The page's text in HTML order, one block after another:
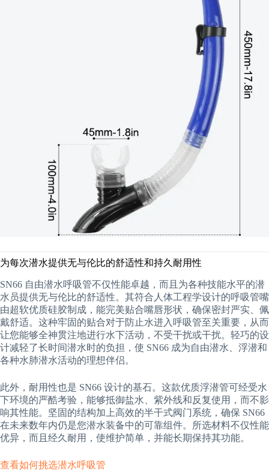
为每次潜水提供无与伦比的舒适性和持久耐用性
SN66 自由潜水呼吸管不仅性能卓越，而且为各种技能水平的潜
水员提供无与伦比的舒适性。其符合人体工程学设计的呼吸管嘴
由超软优质硅胶制成，能完美贴合嘴唇形状，确保密封严实、佩
戴舒适。这种牢固的贴合对于防止水进入呼吸管至关重要，从而
让您能够全神贯注地进行水下活动，不受干扰或干扰。轻巧的设
计减轻了长时间潜水时的负担，使 SN66 成为自由潜水、浮潜和
各种水肺潜水活动的理想伴侣。
此外，耐用性也是 SN66 设计的基石。这款优质浮潜管可经受水
下环境的严酷考验，能够抵御盐水、紫外线和反复使用，而不影
响其性能。坚固的结构加上高效的半干式阀门系统，确保 SN66
在未来数年内仍是您潜水装备中的可靠组件。所选材料不仅性能
优异，而且经久耐用，使维护简单，并能长期保持其功能。
查看如何挑选潜水呼吸管